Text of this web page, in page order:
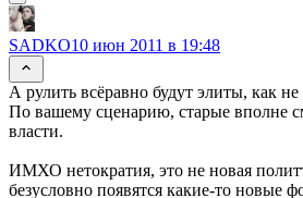
SADKO10 июн 2011 в 19:48
А рулить всёравно будут элиты, как не
По вашему сценарию, старые вполне
власти.
ИМХО нетократия, это не новая
безусловно появятся какие-то новые